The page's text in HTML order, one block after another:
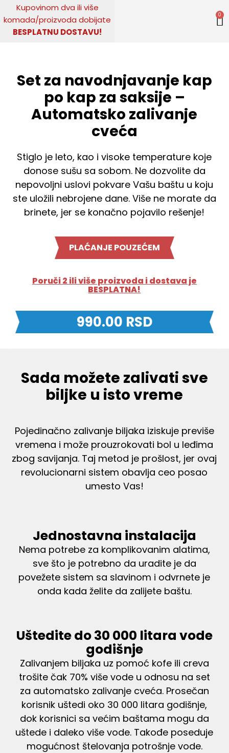
Pređi
na
sadržaj
Kupovinom dva ili više
komada/proizvoda dobijate
BESPLATNU DOSTAVU!
0
Set za navodnjavanje kap
po kap za saksije –
Automatsko zalivanje
cveća
Stiglo je leto, kao i visoke temperature koje
donose sušu sa sobom. Ne dozvolite da
nepovoljni uslovi pokvare Vašu baštu u koju
ste uložili nebrojene dane. Više ne morate da
brinete, jer se konačno pojavilo rešenje!
PLAĆANJE POUZEĆEM
Poruči 2 ili više proizvoda i dostava je
BESPLATNA!
990.00 RSD
Sada možete zalivati sve
biljke u isto vreme
Pojedinačno zalivanje biljaka iziskuje previše
vremena i može prouzrokovati bol u leđima
zbog savijanja. Taj metod je prošlost, jer ovaj
revolucionarni sistem obavlja ceo posao
umesto Vas!
Jednostavna instalacija
Nema potrebe za komplikovanim alatima,
sve što je potrebno da uradite je da
povežete sistem sa slavinom i odvrnete je
onda kada želite da zalijete baštu.
Uštedite do 30 000 litara vode
godišnje
Zalivanjem biljaka uz pomoć kofe ili creva
trošite čak 70% više vode u odnosu na set
za automatsko zalivanje cveća. Prosečan
korisnik uštedi oko 30 000 litara godišnje,
dok korisnici sa većim baštama mogu da
uštede i daleko više vode. Takođe poseduje
mogućnost štelovanja potrošnje vode.